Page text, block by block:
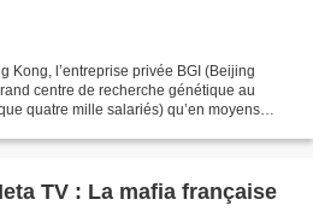
Kong, l’entreprise privée BGI (Beijing
centre de recherche génétique au
quatre mille salariés) qu’en moyens
TV : La mafia française